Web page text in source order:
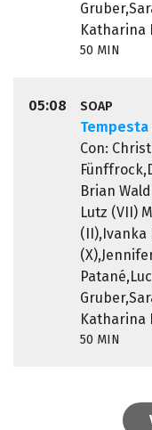
Katharina
50 MIN
05:08 SOAP
Con:
Brian
Lutz (VII)
(II),Ivanka
Katharina
50 MIN